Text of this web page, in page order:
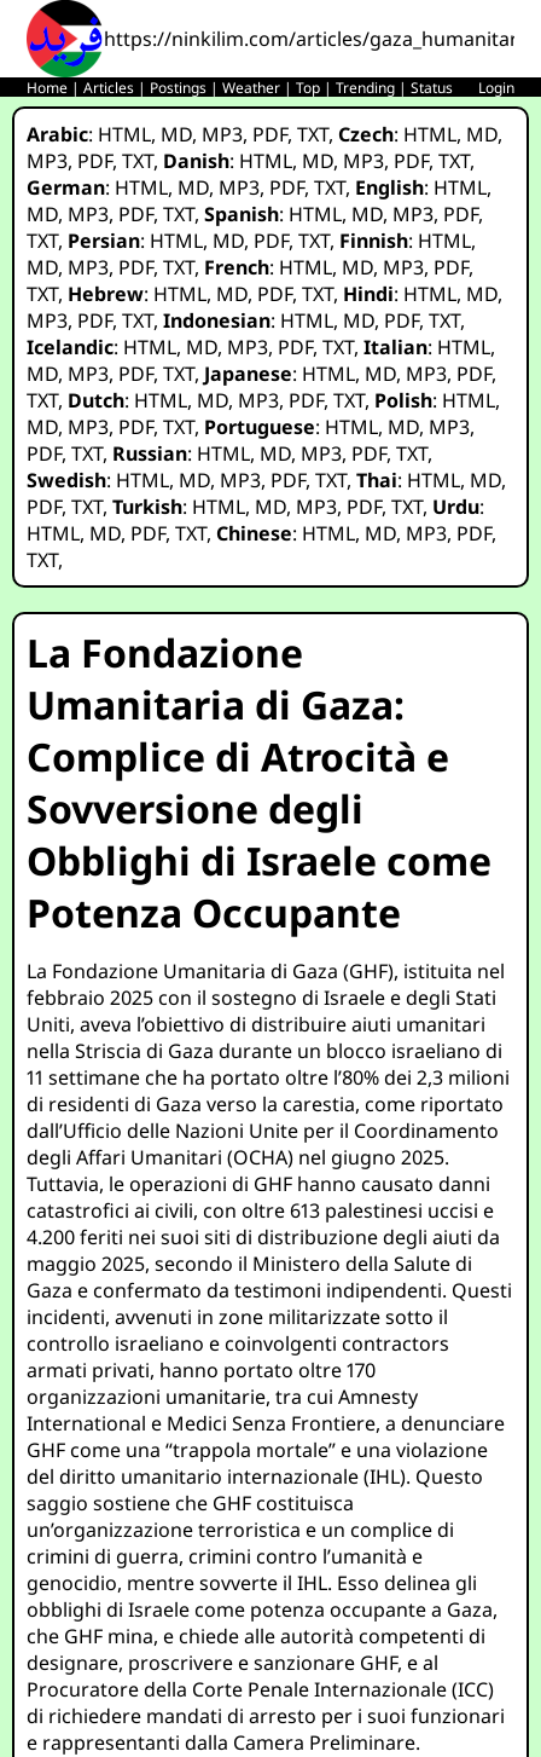
https://ninkilim.com/articles/
Home |Articles | Postings |Weather |Top |Trending |Status Login
Arabic: HTML, MD, MP3, PDF,TXT,Czech: HTML, MD,
MP3, PDF,TXT, Danish: HTML, MD, MP3, PDF,TXT,
German: HTML, MD, MP3, PDF,TXT, English: HTML,
MD, MP3, PDF,TXT,Spanish: HTML, MD, MP3, PDF,
TXT, Persian: HTML, MD, PDF,TXT, Finnish: HTML,
MD, MP3, PDF,TXT, French: HTML, MD, MP3, PDF,
TXT, Hebrew: HTML, MD, PDF,TXT, Hindi: HTML, MD,
MP3, PDF,TXT,Indonesian: HTML, MD, PDF,TXT,
Icelandic: HTML, MD, MP3, PDF,TXT,Italian: HTML,
MD, MP3, PDF,TXT, Japanese: HTML, MD, MP3, PDF,
TXT, Dutch: HTML, MD, MP3, PDF,TXT, Polish: HTML,
MD, MP3, PDF,TXT, Portuguese: HTML, MD, MP3,
PDF,TXT, Russian: HTML, MD, MP3, PDF,TXT,
Swedish: HTML, MD, MP3, PDF,TXT,Thai: HTML, MD,
PDF,TXT,Turkish: HTML, MD, MP3, PDF,TXT, Urdu:
HTML, MD, PDF,TXT,Chinese: HTML, MD, MP3, PDF,
TXT,
La Fondazione
Umanitaria di Gaza:
Complice di Atrocità e
Sovversione degli
Obblighi di Israele come
Potenza Occupante
La Fondazione Umanitaria di Gaza (GHF), istituita nel
febbraio 2025 con il sostegno di Israele e degli Stati
Uniti, aveva l’obiettivo di distribuire aiuti umanitari
nella Striscia di Gaza durante un blocco israeliano di
11 settimane che ha portato oltre l’80% dei 2,3 milioni
di residenti di Gaza verso la carestia, come riportato
dall’Ufficio delle Nazioni Unite per il Coordinamento
degli Affari Umanitari (OCHA) nel giugno 2025.
Tuttavia, le operazioni di GHF hanno causato danni
catastrofici ai civili, con oltre 613 palestinesi uccisi e
4.200 feriti nei suoi siti di distribuzione degli aiuti da
maggio 2025, secondo il Ministero della Salute di
Gaza e confermato da testimoni indipendenti. Questi
incidenti, avvenuti in zone militarizzate sotto il
controllo israeliano e coinvolgenti contractors
armati privati, hanno portato oltre 170
organizzazioni umanitarie, tra cui Amnesty
International e Medici Senza Frontiere, a denunciare
GHF come una “trappola mortale” e una violazione
del diritto umanitario internazionale (IHL). Questo
saggio sostiene che GHF costituisca
un’organizzazione terroristica e un complice di
crimini di guerra, crimini contro l’umanità e
genocidio, mentre sovverte il IHL. Esso delinea gli
obblighi di Israele come potenza occupante a Gaza,
che GHF mina, e chiede alle autorità competenti di
designare, proscrivere e sanzionare GHF, e al
Procuratore della Corte Penale Internazionale (ICC)
di richiedere mandati di arresto per i suoi funzionari
e rappresentanti dalla Camera Preliminare.